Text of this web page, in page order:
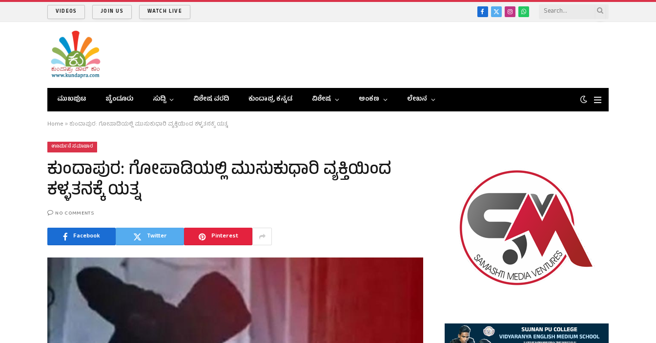
VIDEOS JOIN US WATCH LIVE Facebook
X
InstagramWhatsApp
ಮುಖಪುಟ ಬೈಂದೂರು ಸುದ್ದಿ ವಿಶೇಷ ವರದಿ ಕುಂದಾಪ್ರ ಕನ್ನಡ ವಿಶೇಷ ಅಂಕಣ ಲೇಖನ
Home »ಕುಂದಾಪುರ: ಗೋಪಾಡಿಯಲ್ಲಿ ಮುಸುಕುಧಾರಿ ವ್ಯಕ್ತಿಯಿಂದ ಕಳ್ಳತನಕ್ಕೆ ಯತ್ನ
ಊರ್ಮನೆ ಸಮಾಚಾರ
ಕುಂದಾಪುರ: ಗೋಪಾಡಿಯಲ್ಲಿ ಮುಸುಕುಧಾರಿ ವ್ಯಕ್ತಿಯಿಂದ
ಕಳ್ಳತನಕ್ಕೆ ಯತ್ನ
NO COMMENTS
Facebook Twitter Pinterest